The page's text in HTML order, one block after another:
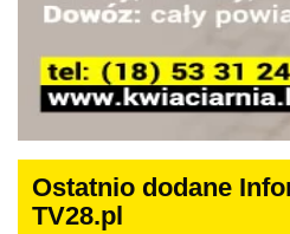
Ostatnio dodane
TV28.pl